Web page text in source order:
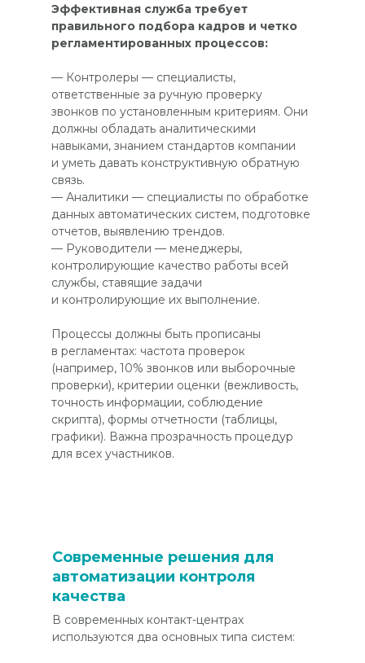
Эффективная служба требует
правильного подбора кадров и четко
регламентированных процессов:
— Контролеры — специалисты,
ответственные за ручную проверку
звонков по установленным критериям. Они
должны обладать аналитическими
навыками, знанием стандартов компании
и уметь давать конструктивную обратную
связь.
— Аналитики — специалисты по обработке
данных автоматических систем, подготовке
отчетов, выявлению трендов.
— Руководители — менеджеры,
контролирующие качество работы всей
службы, ставящие задачи
и контролирующие их выполнение.
Процессы должны быть прописаны
в регламентах: частота проверок
(например, 10% звонков или выборочные
проверки), критерии оценки (вежливость,
точность информации, соблюдение
скрипта), формы отчетности (таблицы,
графики). Важна прозрачность процедур
для всех участников.
В современных контакт-центрах
используются два основных типа систем:
Современные решения для
автоматизации контроля
качества